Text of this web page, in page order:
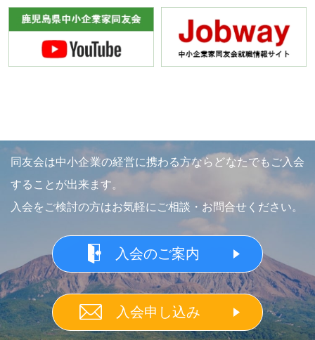
同友会は中小企業の経営に携わる方ならどなたでもご入会
することが出来ます。
入会をご検討の方はお気軽にご相談・お問合せください。
入会のご案内
入会申し込み